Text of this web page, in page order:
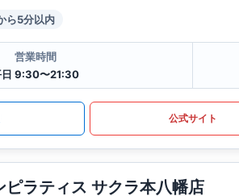
ら5分以内
営業時間
日 9:30〜21:30
公式サイト
ラティス サクラ本八幡店